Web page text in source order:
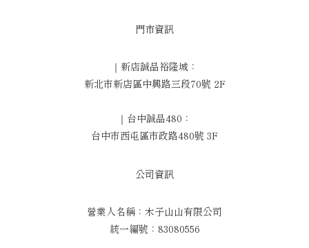
門市資訊
｜新店誠品裕隆城：
新北市新店區中興路三段70號 2F
｜台中誠品480：
台中市西屯區市政路480號 3F
公司資訊
營業人名稱：木子山山有限公司
統一編號：83080556